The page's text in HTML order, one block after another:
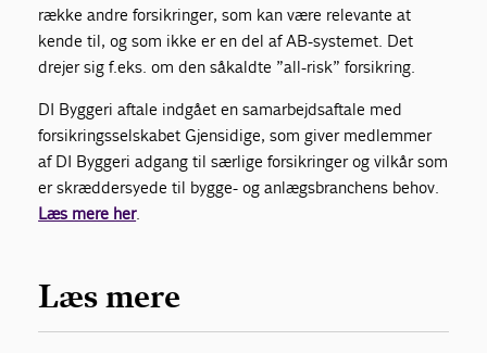
række andre forsikringer, som kan være relevante at
kende til, og som ikke er en del af AB-systemet. Det
drejer sig f.eks. om den såkaldte ”all-risk” forsikring.
DI Byggeri aftale indgået en samarbejdsaftale med
forsikringsselskabet Gjensidige, som giver medlemmer
af DI Byggeri adgang til særlige forsikringer og vilkår som
er skræddersyede til bygge- og anlægsbranchens behov.
Læs mere her.
Læs mere